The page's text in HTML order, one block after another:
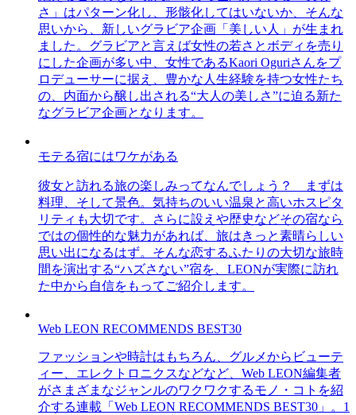
さ」はパターン化し、形骸化してはいないか、そんな
思いから、新しいグラビア企画「美しい人」が生まれ
ました。グラビアと言えば女性の若さとボディを売り
にした企画が多い中、女性であるKaori Oguriさんをプ
ロデューサーに据え、豊かな人生経験を持つ女性たち
の、内面から醸し出される“大人の美しさ”に迫る新た
なグラビア企画となります。
モテる宿にはワケがある
彼女と訪れる旅の楽しみってなんでしょう？ まずは
料理、そして景色。気持ちのいい温泉と高いホスピタ
リティも大切です。さらに設えや歴史などその宿なら
ではの個性的な魅力があれば、旅はきっと素晴らしい
思い出になるはず。そんな恋するふたりの大切な旅時
間を演出する“ハズさない”宿を、LEONが実際に訪れ
た中から自信をもってご紹介します。
Web LEON RECOMMENDS BEST30
ファッションや時計はもちろん、グルメからビューテ
ィー、エレクトロニクスなどなど、Web LEON編集者
がさまざまなジャンルのワクワクするモノ・コトを紹
介する連載「Web LEON RECOMMENDS BEST30」。1